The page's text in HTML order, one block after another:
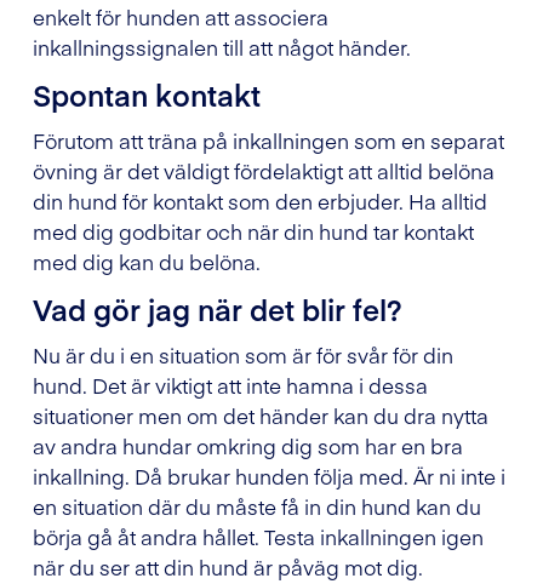
enkelt för hunden att associera
inkallningssignalen till att något händer.
Spontan kontakt
Förutom att träna på inkallningen som en separat
övning är det väldigt fördelaktigt att alltid belöna
din hund för kontakt som den erbjuder. Ha alltid
med dig godbitar och när din hund tar kontakt
med dig kan du belöna.
Vad gör jag när det blir fel?
Nu är du i en situation som är för svår för din
hund. Det är viktigt att inte hamna i dessa
situationer men om det händer kan du dra nytta
av andra hundar omkring dig som har en bra
inkallning. Då brukar hunden följa med. Är ni inte i
en situation där du måste få in din hund kan du
börja gå åt andra hållet. Testa inkallningen igen
när du ser att din hund är påväg mot dig.